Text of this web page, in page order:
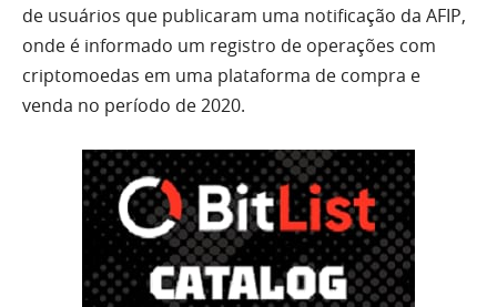
de usuários que publicaram uma notificação da AFIP,
onde é informado um registro de operações com
criptomoedas em uma plataforma de compra e
venda no período de 2020.